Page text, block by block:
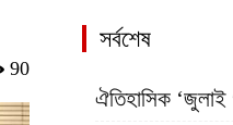
90
সর্বশেষ
ঐতিহাসিক